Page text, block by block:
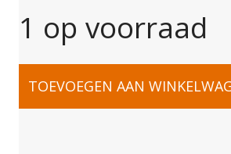
1 op voorraad
E-
TOEVOEGEN AAN